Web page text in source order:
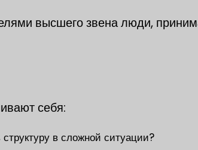
высшего звена люди,
себя:
в сложной ситуации?